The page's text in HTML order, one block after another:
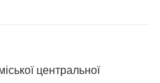
центральної